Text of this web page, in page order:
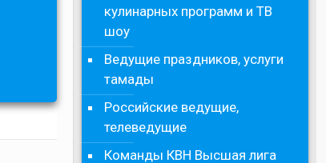
кулинарных программ и ТВ
шоу
Ведущие праздников, услуги
тамады
Российские ведущие,
телеведущие
Команды КВН Высшая лига